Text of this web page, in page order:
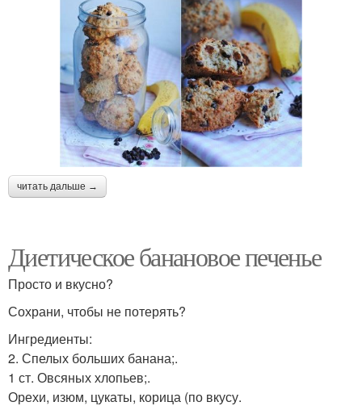
читать дальше →
Диетическое банановое печенье
Просто и вкусно?
Сохрани, чтобы не потерять?
Ингредиенты:
2. Спелых больших банана;.
1 ст. Овсяных хлопьев;.
Орехи, изюм, цукаты, корица (по вкусу.